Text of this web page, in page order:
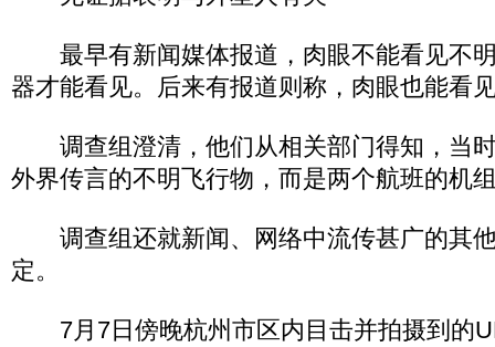
最早有新闻媒体报道，肉眼不能看见不
器才能看见。后来有报道则称，肉眼也能看
调查组澄清，他们从相关部门得知，当
外界传言的不明飞行物，而是两个航班的机
调查组还就新闻、网络中流传甚广的其
定。
7月7日傍晚杭州市区内目击并拍摄到的